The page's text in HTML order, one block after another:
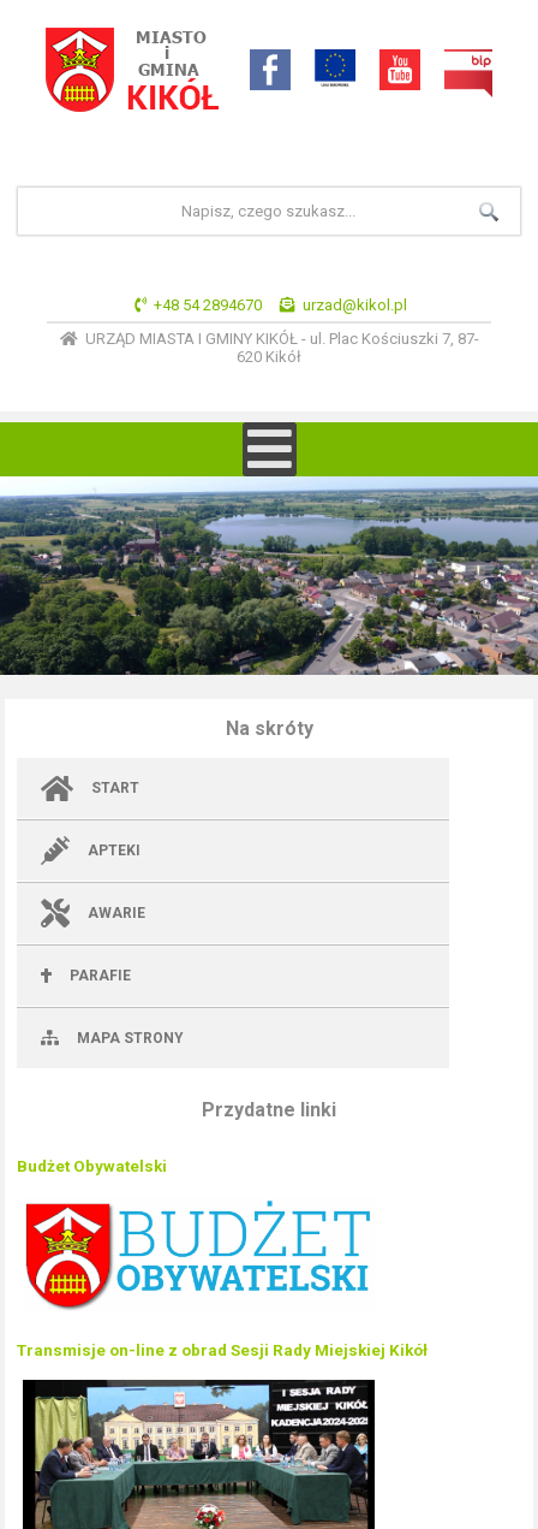
+48 54 2894670
urzad@kikol.pl
URZĄD MIASTA I GMINY KIKÓŁ - ul. Plac Kościuszki 7, 87-
620 Kikół
Na skróty
START
APTEKI
AWARIE
PARAFIE
MAPA STRONY
Przydatne linki
Budżet Obywatelski
Transmisje on-line z obrad Sesji Rady Miejskiej Kikół